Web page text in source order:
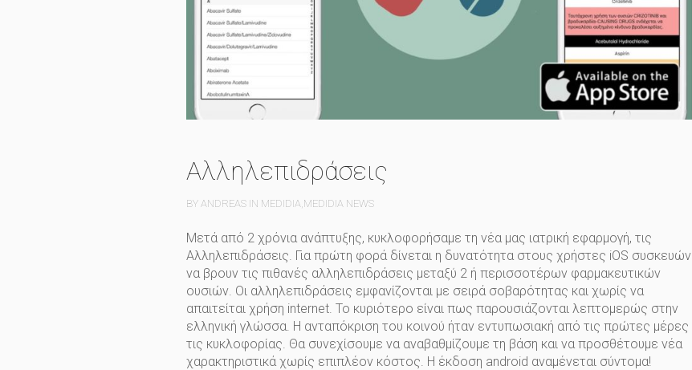
Αλληλεπιδράσεις
BY ANDREAS IN MEDIDIA MEDIDIA NEWS
Μετά από 2 χρόνια ανάπτυξης, κυκλοφορήσαμε τη νέα μας ιατρική εφαρμογή, τις
Αλληλεπιδράσεις. Για πρώτη φορά δίνεται η δυνατότητα στους χρήστες iOS συσκευών
να βρουν τις πιθανές αλληλεπιδράσεις μεταξύ 2 ή περισσοτέρων φαρμακευτικών
ουσιών. Οι αλληλεπιδράσεις εμφανίζονται με σειρά σοβαρότητας και χωρίς να
απαιτείται χρήση internet. Το κυριότερο είναι πως παρουσιάζονται λεπτομερώς στην
ελληνική γλώσσα. Η ανταπόκριση του κοινού ήταν εντυπωσιακή από τις πρώτες μέρες
τις κυκλοφορίας. Θα συνεχίσουμε να αναβαθμίζουμε τη βάση και να προσθέτουμε νέα
χαρακτηριστικά χωρίς επιπλέον κόστος. Η έκδοση android αναμένεται σύντομα!